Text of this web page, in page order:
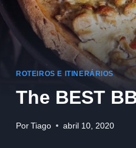
ROTEIROS E ITINERÁRIOS
The BEST
Por Tiago abril 10, 2020